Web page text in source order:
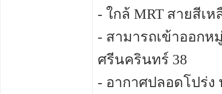
- ใกล้ MRT สายสีเ
- สามารถเข้าออกห
ศรีนครินทร์ 38
- อากาศปลอดโปร่